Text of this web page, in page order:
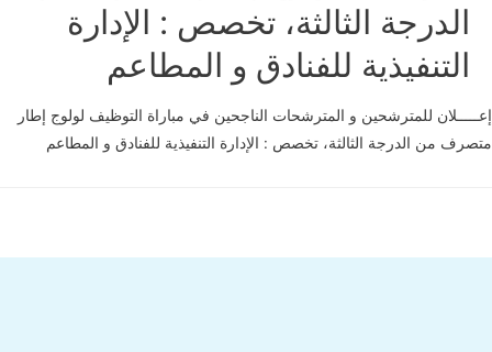
الدرجة الثالثة، تخصص : الإدارة
التنفيذية للفنادق و المطاعم
للمترشحين و المترشحات الناجحين في مباراة التوظيف لولوج إطار
من الدرجة الثالثة، تخصص : الإدارة التنفيذية للفنادق و المطاعم